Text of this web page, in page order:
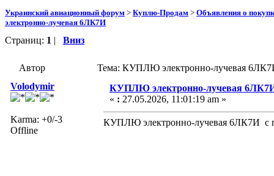
Украинский авиационный форум > Куплю-Продам > Объявления о
электронно-лучевая 6ЛК7И
Страниц: 1 | Вниз
Автор
Тема: КУПЛЮ электронно-лучевая
Volodymir
Karma: +0/-3
Offline
КУПЛЮ электронно-лучевая
« : 27.05.2026, 11:01:19 am »
КУПЛЮ электронно-лучевая 6ЛК7И с